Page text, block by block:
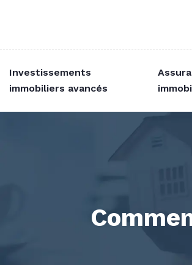
Investissements
immobiliers avancés